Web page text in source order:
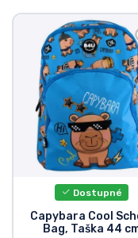
Dostupné
Capybara Cool
Bag, Taška 44